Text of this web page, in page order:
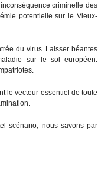
criminelle des
potentielle sur le Vieux-
du virus. Laisser béantes
sur le sol européen.
le vecteur essentiel de toute
scénario, nous savons par